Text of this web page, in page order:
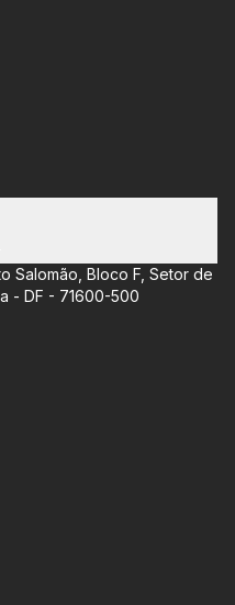
Salomão, Bloco F, Setor de
- DF - 71600-500